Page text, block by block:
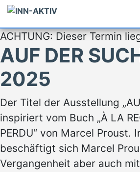
ACHTUNG: Dieser Termin
AUF DER
2025
Der Titel der Ausstellung
inspiriert vom Buch „À LA
PERDU“ von Marcel Proust.
beschäftigt sich Marcel
Vergangenheit aber auch